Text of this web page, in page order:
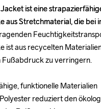
ist eine
aus Stretchmaterial, die bei
ist aus recycelten
Fußabdruck zu verringern.
funktionelle Materialien
reduziert den
ist eine
aus Stretchmaterial, die bei
ist aus recycelten
Fußabdruck zu verringern.
funktionelle Materialien
reduziert den